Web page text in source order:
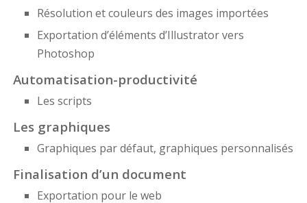
Résolution et couleurs des images importées
Exportation d’éléments d’Illustrator vers
Photoshop
Automatisation-productivité
Les scripts
Les graphiques
Graphiques par défaut, graphiques personnalisés
Finalisation d’un document
Exportation pour le web